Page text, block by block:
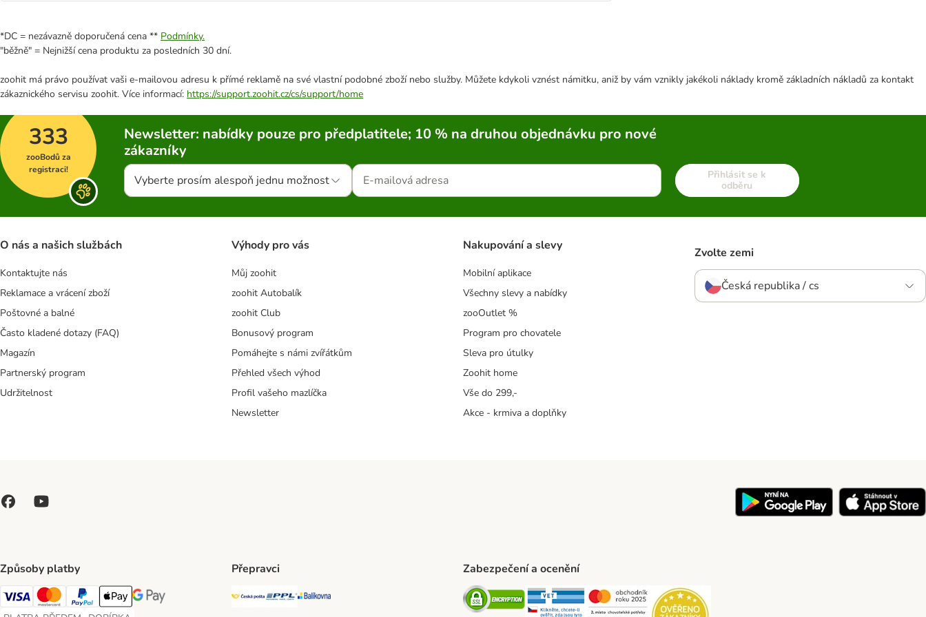
*DC = nezávazně doporučená cena ** Podmínky.
"běžně" = Nejnižší cena produktu za posledních 30 dní.
zoohit má právo používat vaši e-mailovou adresu k přímé reklamě na své vlastní podobné zboží nebo služby. Můžete kdykoli vznést námitku, aniž by vám vznikly jakékoli náklady kromě základních nákladů za kontakt
zákaznického servisu zoohit. Více informací: https://support.zoohit.cz/cs/support/home
333
zooBodů za
registraci!
Newsletter: nabídky pouze pro předplatitele; 10 % na druhou objednávku pro nové
zákazníky
Vyberte prosím alespoň jednu možnost
Přihlásit se k
odběru
O nás a našich službách
Kontaktujte nás
Reklamace a vrácení zboží
Poštovné a balné
Často kladené dotazy (FAQ)
Magazín
Partnerský program
Udržitelnost
Výhody pro vás
Můj zoohit
zoohit Autobalík
zoohit Club
Bonusový program
Pomáhejte s námi zvířátkům
Přehled všech výhod
Profil vašeho mazlíčka
Newsletter
Nakupování a slevy
Mobilní aplikace
Všechny slevy a nabídky
zooOutlet %
Program pro chovatele
Sleva pro útulky
Zoohit home
Vše do 299,-
Akce - krmiva a doplňky
Zvolte zemi
Česká republika / cs
Způsoby platby
Visa Payment Method
Mastercard Payment Method
PayPal Payment Method
Apple pay Payment Method
GooglePay Payment Method
Přepravci
Česká pošta Shipping Method
PPL Shipping Method
Balíkovna Shipping Method
Zabezpečení a ocenění
Security Security Security